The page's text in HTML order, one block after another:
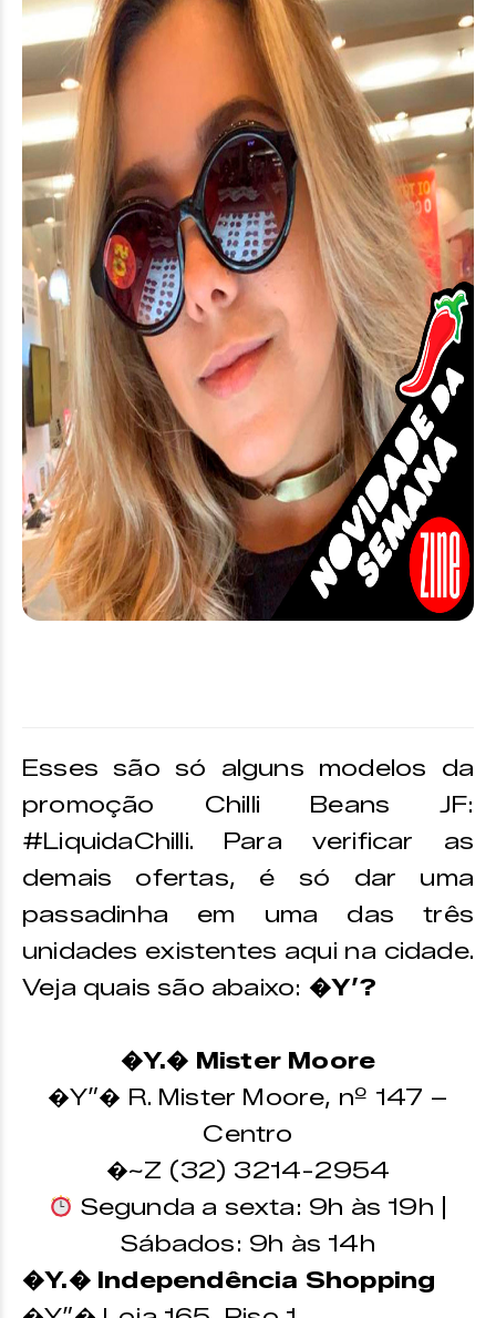
Esses são só alguns modelos da
promoção Chilli Beans JF:
#LiquidaChilli. Para verificar as
demais ofertas, é só dar uma
passadinha em uma das três
unidades existentes aqui na cidade.
Veja quais são abaixo: �Y’?
�Y.� Mister Moore
�Y”� R. Mister Moore, nº 147 –
Centro
�~Z (32) 3214-2954
Segunda a sexta: 9h às 19h |
Sábados: 9h às 14h
�Y.� Independência Shopping